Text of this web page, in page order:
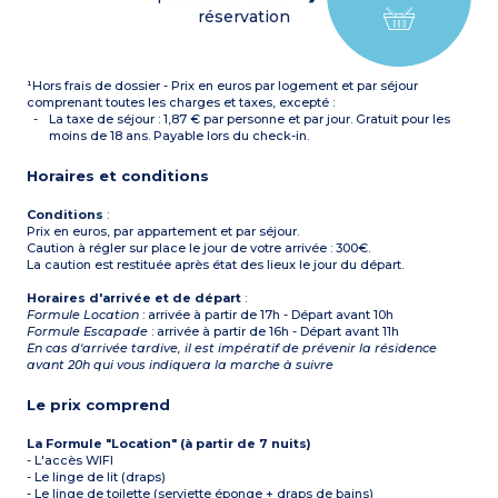
Chambre avec 1 lit simple
Chambre avec 1 lit double
Chambre avec 2 lits
simples
Cabine avec 2 lits
Séjour avec canapé lit
Chambre avec 1 lit double
Cabine avec 2 lits
superposés
OU
Séjour avec canapé lit
gigogne + canapé lit
simple dans la même pièce
Chambre avec 1 lit double
Chambre avec 3 lits
simples
Kitchenette équipée
micro-ondes/gril, lave-
vaisselle, réfrigérateur,
pain, bouilloire)
Salle de bains et salle d’eau,
WC séparé
réservation
¹Hors frais de dossier - Prix en euros par logement et par séjour
comprenant toutes les charges et taxes, excepté :
La taxe de séjour : 1,87 € par personne et par jour. Gratuit pour les
moins de 18 ans. Payable lors du check-in.
Horaires et conditions
Conditions :
Prix en euros, par appartement et par séjour.
Caution à régler sur place le jour de votre arrivée : 300€.
La caution est restituée après état des lieux le jour du départ.
Horaires d'arrivée et de départ :
Formule Location : arrivée à partir de 17h - Départ avant 10h
Formule Escapade : arrivée à partir de 16h - Départ avant 11h
En cas d'arrivée tardive, il est impératif de prévenir la résidence
avant 20h qui vous indiquera la marche à suivre
Le prix comprend
La Formule "Location" (à partir de 7 nuits)
- L'accès WIFI
- Le linge de lit (draps)
- Le linge de toilette (serviette éponge + draps de bains)